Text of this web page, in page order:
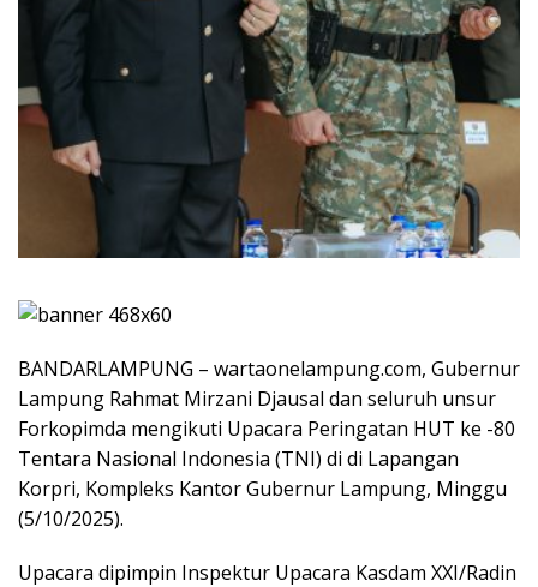
BANDARLAMPUNG – wartaonelampung.com, Gubernur
Lampung Rahmat Mirzani Djausal dan seluruh unsur
Forkopimda mengikuti Upacara Peringatan HUT ke -80
Tentara Nasional Indonesia (TNI) di di Lapangan
Korpri, Kompleks Kantor Gubernur Lampung, Minggu
(5/10/2025).
Upacara dipimpin Inspektur Upacara Kasdam XXI/Radin